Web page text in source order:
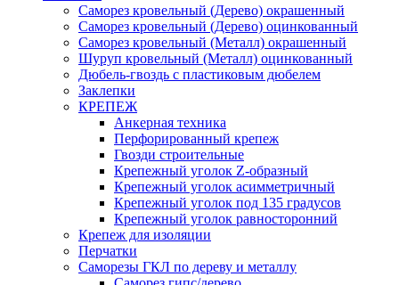
Саморез кровельный (Дерево) окрашенный
Саморез кровельный (Дерево) оцинкованный
Саморез кровельный (Металл) окрашенный
Шуруп кровельный (Металл) оцинкованный
Дюбель-гвоздь с пластиковым дюбелем
Заклепки
КРЕПЕЖ
Анкерная техника
Перфорированный крепеж
Гвозди строительные
Крепежный уголок Z-образный
Крепежный уголок асимметричный
Крепежный уголок под 135 градусов
Крепежный уголок равносторонний
Крепеж для изоляции
Перчатки
Саморезы ГКЛ по дереву и металлу